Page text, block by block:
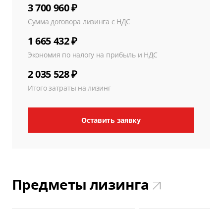
3 700 960 ₽
Сумма договора лизинга с НДС
1 665 432 ₽
Экономия по налогу на прибыль и НДС
2 035 528 ₽
Итого затраты на лизинг
Оставить заявку
Предметы лизинга